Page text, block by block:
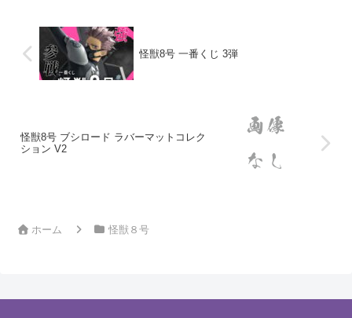
怪獣8号 一番くじ 3弾
怪獣8号 ブシロード ラバーマットコレク
ション V2
ホーム 怪獣８号